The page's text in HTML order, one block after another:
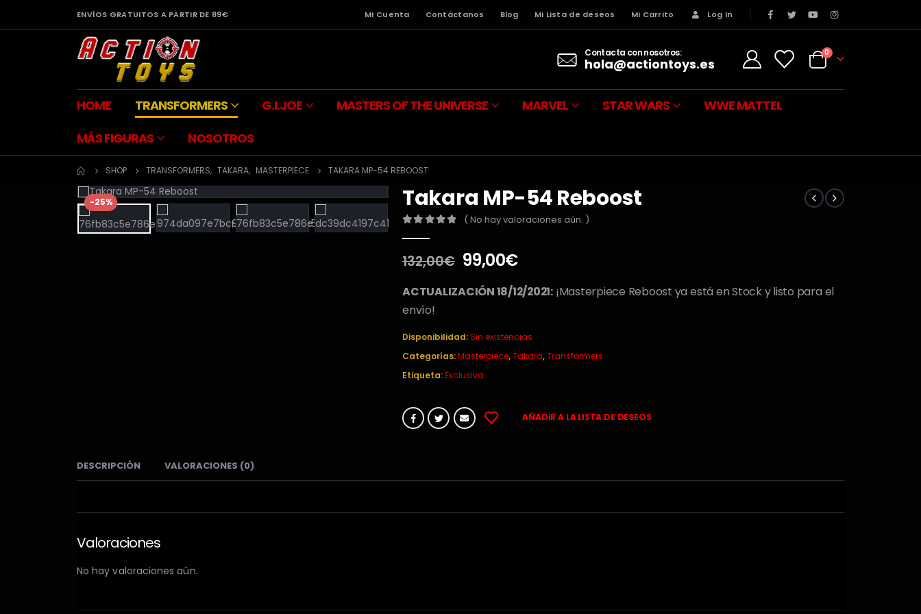
ENVÍOS GRATUITOS A PARTIR DE 89€ Mi Cuenta Contáctanos Blog Mi Lista de deseos Mi Carrito Log In
Contacta con nosotros:
hola@actiontoys.es
0
HOME TRANSFORMERS G.I.JOE MASTERS OF THE UNIVERSE MARVEL STAR WARS
WWE MATTEL
MÁS FIGURAS
NOSOTROS
SHOP TRANSFORMERS, TAKARA, MASTERPIECE TAKARA MP-54 REBOOST
-25% Takara MP-54 Reboost
( No hay valoraciones aún. )
132,00€ El
precio
original
99,00€El
actual
ACTUALIZACIÓN 18/12/2021: ¡Masterpiece Reboost ya está en Stock y listo para el
envío!
Disponibilidad:Sin existencias
Categorías:Masterpiece,Takara,Transformers
Etiqueta:Exclusiva
AÑADIR A LA LISTA DE DESEOS
DESCRIPCIÓN VALORACIONES (0)
Valoraciones
No hay valoraciones aún.